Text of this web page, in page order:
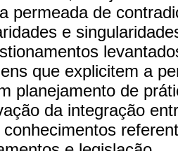
permeada de
e
que explicitem a
planejamento de
da integração
conhecimentos